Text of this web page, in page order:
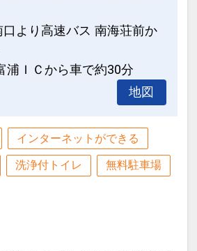
より高速バス 南海荘前か
浦ＩＣから車で約30分
地図
インターネットができる
洗浄付トイレ 無料駐車場